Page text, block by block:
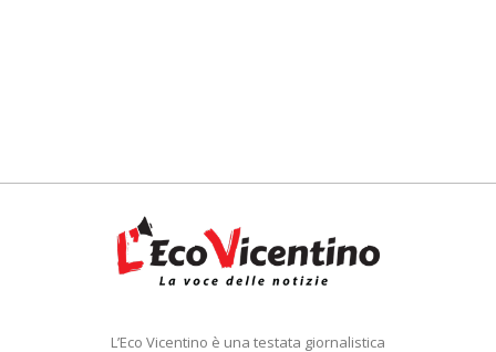
L’Eco Vicentino è una testata giornalistica